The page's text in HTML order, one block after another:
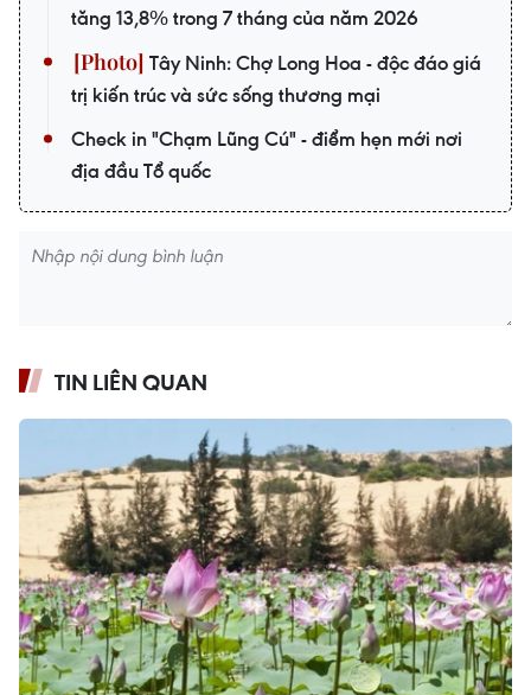
tăng 13,8% trong 7 tháng của năm 2026
Tây Ninh: Chợ Long Hoa - độc đáo giá
trị kiến trúc và sức sống thương mại
Check in "Chạm Lũng Cú" - điểm hẹn mới nơi
địa đầu Tổ quốc
TIN LIÊN QUAN